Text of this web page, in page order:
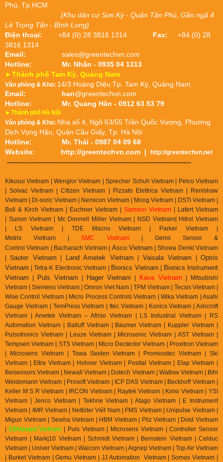
Phú, Tp.HCM
(Khu dân cư Sơn Kỳ - Quận Tân Phú, Gần ngã 4
Lê Trọng Tấn - Bình Long)
Điện thoại: +84 (0) 28 3816 1314 Fax: +84 (0) 28
3816 1314
Email:
sales@greentechvn.com
Hotline:
Mr. Nhân - 0935 04 1313
►Thành phố Tam Kỳ, Quảng Nam
Văn phòng & Kho: 14/3 Hoàng Diệu Tp. Tam Kỳ, Quảng Nam
Email:
han@greentechvn.com
Hotline:
Mr. Quang Hân - 0912 63 53 79
►Thành phố Hà Nội
Văn phòng & Kho: Nhà số 4, Ngõ 63/55 Trần Quốc Vượng, Phường
Dịch Vọng Hậu, Quận Cầu Giấy, Tp. Hà Nội
Hotline:
Mr. Thái - 0987 04 09 68
Website: http://greentechvn.com | http://greentechvn.net
--------------------------------------------------------------------------
Kikusui Vietnam | Wenglor Vietnam | Sprecher Schuh Vietnam |
Pelco Vietnam
| Solvac Vietnam | Citizen Vietnam |
Pizzato Elettrica Vietnam| Renishaw
Vietnam | Di-soric Vietnam |
Nemicon Vietnam | Moog Vietnam | DSTI Vietnam |
Boll & Kirch Vietnam | Euchner Vietnam | Samson Vietnam | Lafert Vietnam
| Sunon Vietnam | Mc Donnell Miller Vietnam | NSD Vietnam| Hitrol Vietnam
| LS Vietnam | TDE Macno Vietnam | Parker Vietnam |
MetrixVietnam |SMC Vietnam| Gems Sensor &
ControlVietnam Bacharach Vietnam | Asco Vietnam |Showa Denki Vietnam
| Sauter Vietnam Land Ametek Vietnam Vaisala Vietnam |Optris
Vietnam | Tetra-K Electronic Vietnam | Bionics Vietnam
Bionics Instrument
Vietnam
Puls Vietnam Hager Vietnam Kava Vietnam | Mitsubishi
Vietnam | Siemens Vietnam | Omron Viet Nam | TPM Vietnam | Tecsis Vietnam |
Wise Control Vietnam | Micro Process Controls Vietnam | Wika Vietnam | Asahi
Gauge Vietnam | TemPress Vietnam | Itec Vietnam | Konics Vietnam | Ashcroft
Vietnam | Ametek Vietnam – Afriso Vietnam | LS Industrial Vietnam | RS
Automation Vietnam | Balluff Vietnam | Baumer Vietnam | Kuppler Vietnam |
Pulsotronics Vietnam | Leuze Vietnam | Microsonic Vietnam | AST Vietnam |
Tempsen Vietnam | STS Vietnam | Micro Dectector Vietnam | Proxitron Vietnam
| Microsens Vietnam | Towa Seiden Vietnam | Promesstec Vietnam | Ski
Vietnam | Eltra Vietnam | Hohner Vietnam | Posital Vietnam | Elap Vietnam |
Beisensors Vietnam | Newall Vietnam | Dotech Vietnam | Watlow Vietnam | Bihl
Weidemann Vietnam | Prosoft Vietnam | ICP DAS Vietnam | Beckhoff Vietnam |
Keller M S R Vietnam | IRCON Vietnam | Raytek Vietnam | Kimo Vietnam | YSI
Vietnam | Jenco Vietnam | Tekhne Vietnam | Atago Vietnam | E Instrument
Vietnam | IMR Vietnam | Netbiter Viêt Nam | FMS Vietnam | Unipulse Vietnam |
Migun Vietnam | Sewha Vietnam | HBM Vietnam | Pilz Vietnam | Dold Vietnam
EBMpapst Vietnam | Puls Vietnam | Microsens Vietnam | Controller Sensor
Vietnam | Mark|10 Vietnam | Schmidt Vietnam | Bernstein Vietnam | Celduc
Vietnam | Univer Vietnam | Waicom Vietnam | Aignep Vietnam | Top Air Vietnam
| Burket Vietnam |Gemu Vietnam | JJ Automation Vietnam | Somas Vietnam |